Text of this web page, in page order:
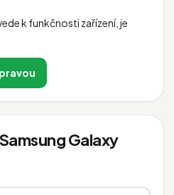
k funkčnosti zařízení, je
Galaxy